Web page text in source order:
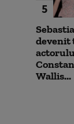
5
devenit
Wallis...